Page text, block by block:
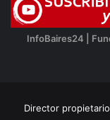
InfoBaires24 |
Director